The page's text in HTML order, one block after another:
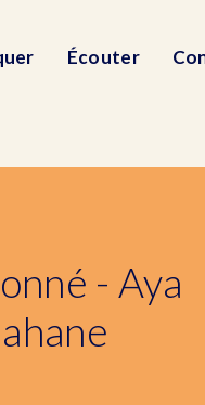
Écouter
- Aya